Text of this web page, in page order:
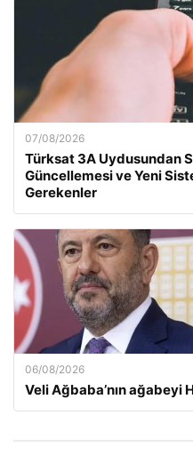
07/08/2026
Türksat 3A Uydusundan
Güncellemesi ve Yeni
Gerekenler
06/08/2026
Veli Ağbaba’nın ağabeyi